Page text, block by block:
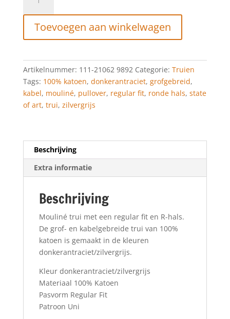
ART
Kabelgebreide
trui
katoen
donkerantraciet/zilvergrijs
aantal
Toevoegen aan winkelwagen
Artikelnummer: 111-21062 9892 Categorie: Truien
Tags: 100% katoen, donkerantraciet, grofgebreid,
kabel, mouliné, pullover, regular fit, ronde hals, state
of art, trui, zilvergrijs
Beschrijving
Extra informatie
Beschrijving
Mouliné trui met een regular fit en R-hals.
De grof- en kabelgebreide trui van 100%
katoen is gemaakt in de kleuren
donkerantraciet/zilvergrijs.
Kleur donkerantraciet/zilvergrijs
Materiaal 100% Katoen
Pasvorm Regular Fit
Patroon Uni